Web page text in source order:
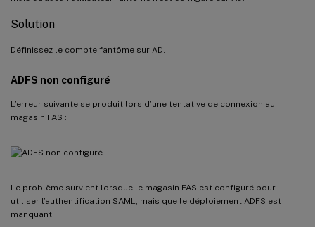
Solution
Définissez le compte fantôme sur AD.
ADFS non configuré
L’erreur suivante se produit lors d’une tentative de connexion au
magasin FAS :
Le problème survient lorsque le magasin FAS est configuré pour
utiliser l’authentification SAML, mais que le déploiement ADFS est
manquant.